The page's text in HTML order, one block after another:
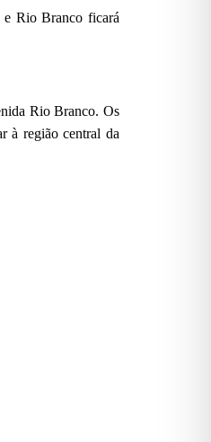
e Rio Branco ficará
Rio Branco. Os
à região central da